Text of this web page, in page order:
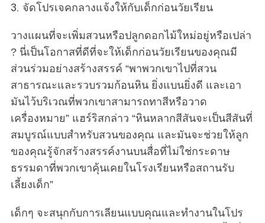
3. จัดโปรเจคกลางแจ้งให้กับเด็กก่อนวัยเรียน
วางแผนที่จะเพิ่มสวนหรือปลูกดอกไม้ใหม่อยู่หรือเปล่า
? นี่เป็นโอกาสที่ดีที่จะให้เด็กก่อนวัยเรียนของคุณมี
ส่วนร่วมอย่างสร้างสรรค์ “พาพวกเขาไปที่สวน
สาธารณะและรวบรวมก้อนหิน ยิ่งแบนยิ่งดี และเอา
มันไว้บริเวณที่พวกเขาสามารถทาสีหรือวาด
เครื่องหมาย” แฮร์ริสกล่าว “หินหลากสีสันจะเป็นสีสันที่
สมบูรณ์แบบสำหรับสวนของคุณ และมันจะช่วยให้ลูก
ของคุณรู้จักสร้างสรรค์งานบนสื่อที่ไม่ใช่กระดาษ
ธรรมดาที่พวกเขาคุ้นเคยในโรงเรียนหรือสถานรับ
เลี้ยงเด็ก”
เด็กๆ จะสนุกกับการเลียนแบบคุณและทำงานในโปร